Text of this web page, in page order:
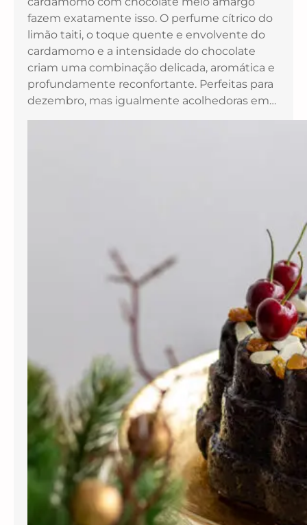
fazem exatamente isso. O perfume cítrico do
limão taiti, o toque quente e envolvente do
cardamomo e a intensidade do chocolate
criam uma combinação delicada, aromática e
profundamente reconfortante. Perfeitas para
dezembro, mas igualmente acolhedoras em…